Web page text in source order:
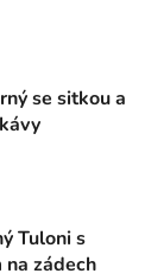
se sitkou a
Tuloni s
zádech